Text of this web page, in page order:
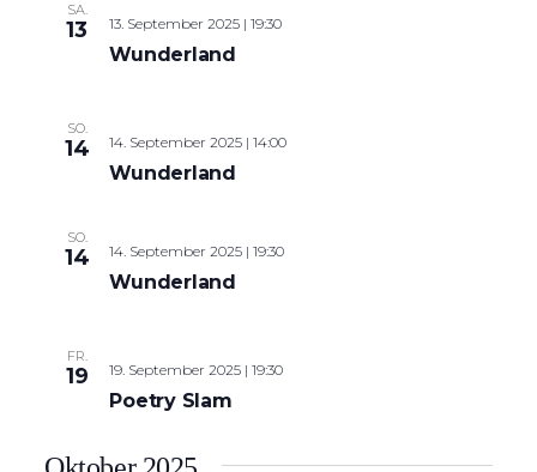
SA.
13 13. September 2025 | 19:30
Wunderland
SO.
14 14. September 2025 | 14:00
Wunderland
SO.
14 14. September 2025 | 19:30
Wunderland
FR.
19 19. September 2025 | 19:30
Poetry Slam